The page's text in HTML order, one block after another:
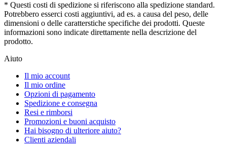
* Questi costi di spedizione si riferiscono alla spedizione standard.
Potrebbero esserci costi aggiuntivi, ad es. a causa del peso, delle
dimensioni o delle caratterstiche specifiche dei prodotti. Queste
informazioni sono indicate direttamente nella descrizione del
prodotto.
Aiuto
Il mio account
Il mio ordine
Opzioni di pagamento
Spedizione e consegna
Resi e rimborsi
Promozioni e buoni acquisto
Hai bisogno di ulteriore aiuto?
Clienti aziendali